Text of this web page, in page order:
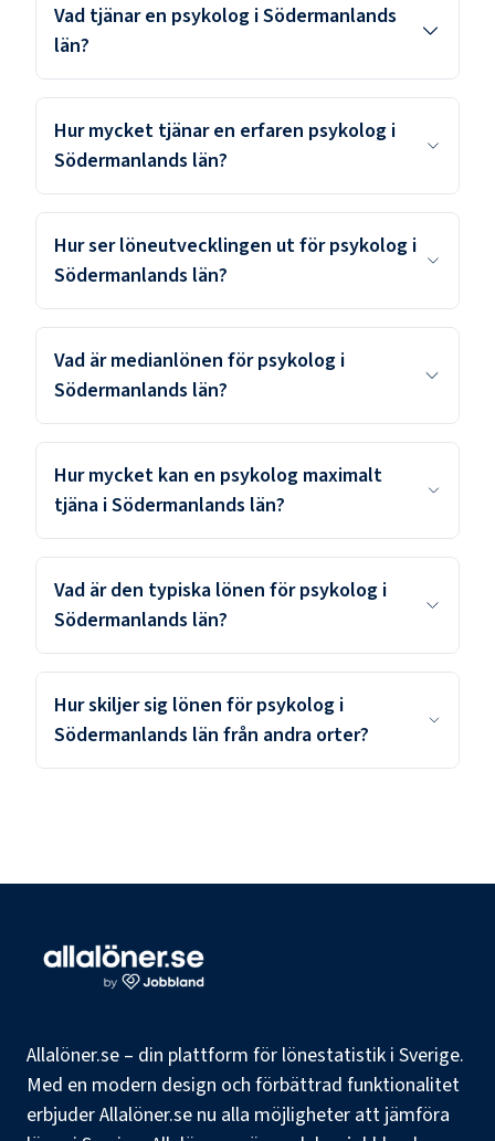
Vad tjänar en psykolog i Södermanlands
län?
Hur mycket tjänar en erfaren psykolog i
Södermanlands län?
Hur ser löneutvecklingen ut för psykolog i
Södermanlands län?
Vad är medianlönen för psykolog i
Södermanlands län?
Hur mycket kan en psykolog maximalt
tjäna i Södermanlands län?
Vad är den typiska lönen för psykolog i
Södermanlands län?
Hur skiljer sig lönen för psykolog i
Södermanlands län från andra orter?
Allalöner.se – din plattform för lönestatistik i Sverige.
Med en modern design och förbättrad funktionalitet
erbjuder Allalöner.se nu alla möjligheter att jämföra